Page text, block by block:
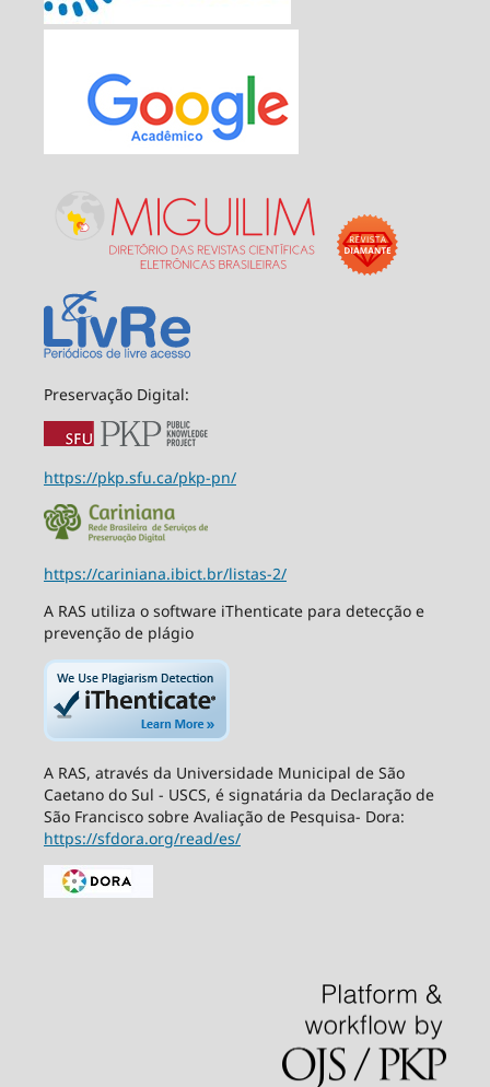
Preservação Digital:
https://pkp.sfu.ca/pkp-pn/
https://cariniana.ibict.br/listas-2/
A RAS utiliza o software iThenticate para detecção e
prevenção de plágio
A RAS, através da Universidade Municipal de São
Caetano do Sul - USCS, é signatária da Declaração de
São Francisco sobre Avaliação de Pesquisa- Dora:
https://sfdora.org/read/es/